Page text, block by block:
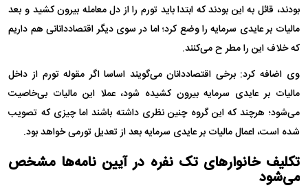
بودند، قائل به این بودند که ابتدا باید تورم را از دل معامله بیرون کشید و بعد
مالیات بر عایدی سرمایه را وضع کرد؛ اما در سوی دیگر اقتصاددانانی هم داریم
که خلاف این را مطر ح می‌کنند.
وی اضافه کرد: برخی اقتصاددانان می‌گویند اساسا اگر مقوله تورم از داخل
مالیات بر عایدی سرمایه بیرون کشیده شود، عملا این مالیات بی‌خاصیت
می‌شود؛ هرچند که این گروه چنین نظری داشته باشند اما چیزی که تصویب
شده است، اعمال مالیات بر عایدی سرمایه بعد از تعدیل تورمی خواهد بود.
تکلیف خانوارهای تک نفره در آیین نامه‌ها مشخص
می‌شود